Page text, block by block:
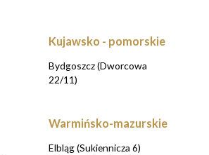
Kujawsko - pomorskie
Bydgoszcz (Dworcowa
22/11)
Warmińsko-mazurskie
Elbląg (Sukiennicza 6)